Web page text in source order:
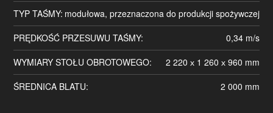
TYP TAŚMY: modułowa, przeznaczona do produkcji spożywczej
PRĘDKOŚĆ PRZESUWU TAŚMY:
0,34 m/s
WYMIARY STOŁU OBROTOWEGO:
2 220 х 1 260 х 960 mm
ŚREDNICA BLATU:
2 000 mm